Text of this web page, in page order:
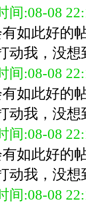
间:08-08
如此好的
动我，没
间:08-08
如此好的
动我，没
间:08-08
如此好的
动我，没
间:08-08